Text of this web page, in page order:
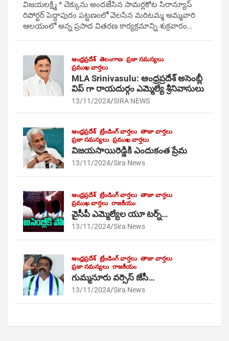
విజయలక్ష్మి * చెక్కును అందజేసిన సామర్లకోట సిరాన్యూస్
రిపోర్టర్ పెద్దాపురం పట్టణంలో వెలసిన మరిటమ్మ అమ్మవారి
ఆలయంలో అన్న ప్రసాద వితరణ కార్యక్రమాన్ని శుక్రవారం…
ఆంధ్రప్రదేశ్ తెలంగాణ ప్రజా సమస్యలు
ప్రముఖ వార్తలు
MLA Srinivasulu: ఆంధ్రప్రదేశ్ అసెంబ్లీ
విప్ గా రాయదుర్గం ఎమ్మెల్యే శ్రీనివాసులు
13/11/2024 SIRA NEWS
ఆంధ్రప్రదేశ్ ట్రేండింగ్ వార్తలు తాజా వార్తలు
ప్రజా సమస్యలు ప్రముఖ వార్తలు
విజయసాయిరెడ్డికి ఎందుకంత ప్రేమ
13/11/2024 Sira News
ఆంధ్రప్రదేశ్ ట్రేండింగ్ వార్తలు తాజా వార్తలు
ప్రముఖ వార్తలు రాజకీయం
వైసీపీ ఎమ్మెల్యేల యూ టర్న్…
13/11/2024 Sira News
ఆంధ్రప్రదేశ్ ట్రేండింగ్ వార్తలు తాజా వార్తలు
ప్రజా సమస్యలు రాజకీయం
గుమ్మనూరు వర్సెస్ జేసీ…
13/11/2024 Sira News